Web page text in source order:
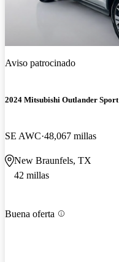
Aviso patrocinado
2024 Mitsubishi Outlander Sport
SE AWC 48,067 millas
New Braunfels, TX
42 millas
Buena oferta